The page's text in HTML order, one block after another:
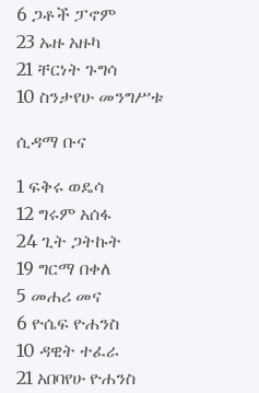
6 ጋቶች ፓኖም
23 ኡዙ አዙካ
21 ቸርነት ጉግሳ
10 ስንታየሁ መንግሥቱ
ሲዳማ ቡና
1 ፍቅሩ ወዴሳ
12 ግሩም አሰፋ
24 ጊት ጋትኩት
19 ግርማ በቀለ
5 መሐሪ መና
6 ዮሴፍ ዮሐንስ
10 ዳዊት ተፈራ
21 አበባየሁ ዮሐንስ